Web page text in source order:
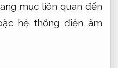
mục liên quan đến
hệ thống điện âm